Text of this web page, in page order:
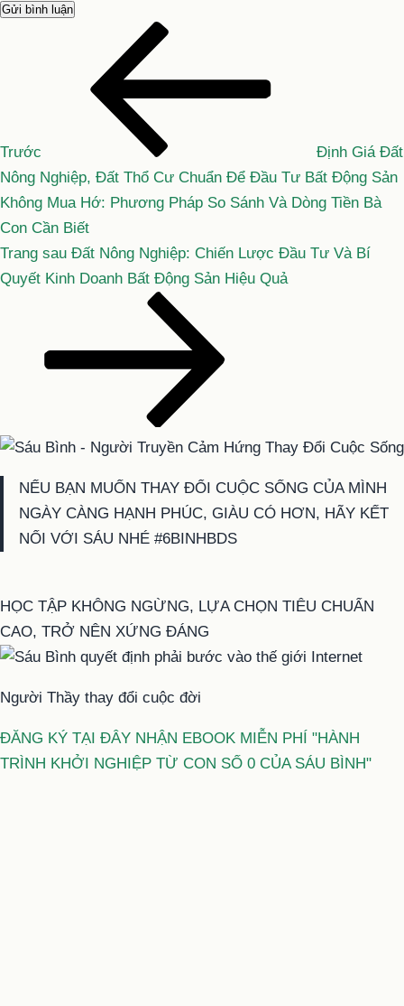
viết
Trước
Định Giá Đất
Nông Nghiệp, Đất Thổ Cư Chuẩn Để Đầu Tư Bất Động Sản
Không Mua Hớ: Phương Pháp So Sánh Và Dòng Tiền Bà
Con Cần Biết
Bài
tiếp
Trang sau Đất Nông Nghiệp: Chiến Lược Đầu Tư Và Bí
Quyết Kinh Doanh Bất Động Sản Hiệu Quả
NẾU BẠN MUỐN THAY ĐỔI CUỘC SỐNG CỦA MÌNH
NGÀY CÀNG HẠNH PHÚC, GIÀU CÓ HƠN, HÃY KẾT
NỐI VỚI SÁU NHÉ #6BINHBDS
HỌC TẬP KHÔNG NGỪNG, LỰA CHỌN TIÊU CHUẨN
CAO, TRỞ NÊN XỨNG ĐÁNG
Người Thầy thay đổi cuộc đời
ĐĂNG KÝ TẠI ĐÂY NHẬN EBOOK MIỄN PHÍ "HÀNH
TRÌNH KHỞI NGHIỆP TỪ CON SỐ 0 CỦA SÁU BÌNH"